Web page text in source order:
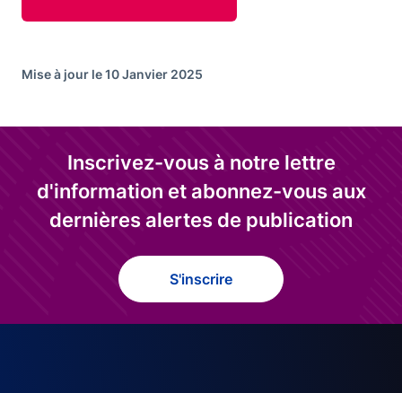
Mise à jour le 10 Janvier 2025
Inscrivez-vous à notre lettre
d'information et abonnez-vous aux
dernières alertes de publication
S'inscrire